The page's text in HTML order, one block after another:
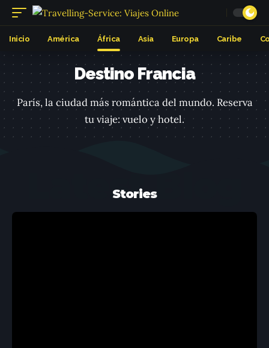
Inicio América África Asia Europa Caribe
Destino Francia
París, la ciudad más romántica del mundo. Reserva
tu viaje: vuelo y hotel.
Stories
Latest Blog